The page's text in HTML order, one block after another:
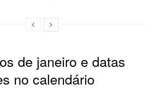
de janeiro e datas
no calendário